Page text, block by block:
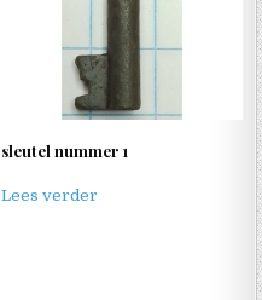
sleutel nummer 1
Lees verder